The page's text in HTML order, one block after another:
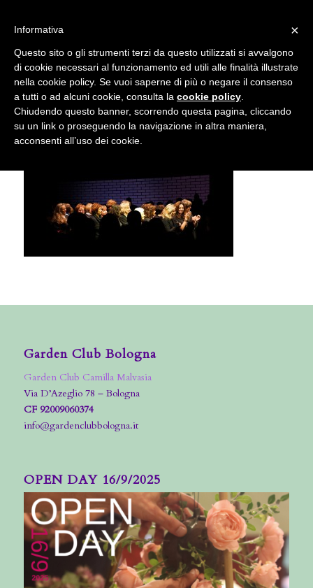
chi-siamo
Garden Club Bologna
Garden Club Camilla Malvasia
Via D’Azeglio 78 – Bologna
CF 92009060374
info@gardenclubbologna.it
OPEN DAY 16/9/2025
accetta l'uso dei cookies previsto nella pagina dedicata.
Fai clic per abilitare/disabilitare il tracciamento di
Google Analytics.
OK Privacy e cookie policy
×
Informativa
Questo sito o gli strumenti terzi da questo utilizzati si avvalgono
di cookie necessari al funzionamento ed utili alle finalità illustrate
nella cookie policy. Se vuoi saperne di più o negare il consenso
a tutti o ad alcuni cookie, consulta la cookie policy
Chiudendo questo banner, scorrendo questa pagina, cliccando
su un link o proseguendo la navigazione in altra maniera,
acconsenti all’uso dei cookie.